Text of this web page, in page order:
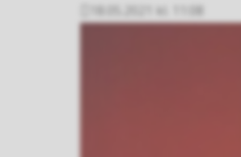
Publisert
18.05.2021 kl. 11:08